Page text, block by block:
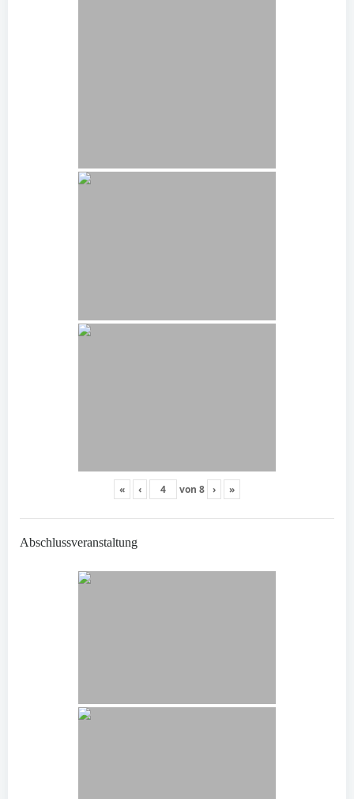
« ‹ von 8 › »
Abschlussveranstaltung